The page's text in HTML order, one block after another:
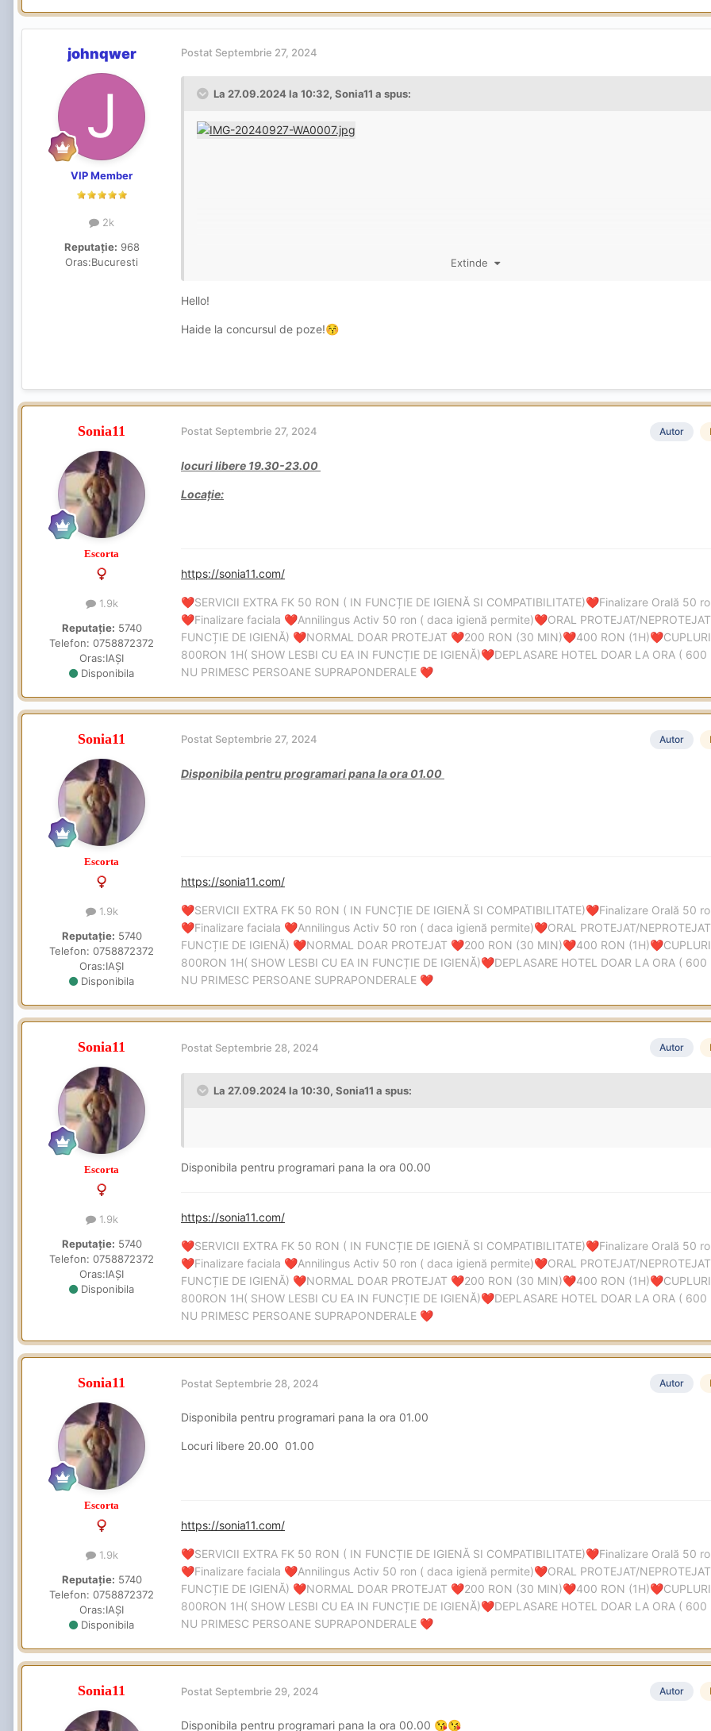
johnqwer
VIP Member
2k
Reputație: 968
Oras:Bucuresti
Postat Septembrie 27, 2024
La 27.09.2024 la 10:32, Sonia11 a spus:
Extinde
Hello!
Haide la concursul de poze!😚
Sonia11
Escorta
1.9k
Reputație: 5740
Telefon: 0758872372
Oras:IAȘI
Disponibila
Autor
Postat Septembrie 27, 2024
locuri libere 19.30-23.00
Locație:
https://sonia11.com/
❤️SERVICII EXTRA FK 50 RON ( IN FUNCȚIE DE IGIENĂ SI COMPATIBILITATE)❤️Finalizare Orală 50
❤️Finalizare faciala ❤️Annilingus Activ 50 ron ( daca igienă permite)❤️ORAL PROTEJAT/
FUNCȚIE DE IGIENĂ) ❤️NORMAL DOAR PROTEJAT ❤️200 RON (30 MIN)❤️400 RON (1H)❤️
800RON 1H( SHOW LESBI CU EA IN FUNCȚIE DE IGIENĂ)❤️DEPLASARE HOTEL DOAR LA ORA (
NU PRIMESC PERSOANE SUPRAPONDERALE ❤️
Sonia11
Escorta
1.9k
Reputație: 5740
Telefon: 0758872372
Oras:IAȘI
Disponibila
Autor
Postat Septembrie 27, 2024
Disponibila pentru programari pana la ora 01.00
https://sonia11.com/
❤️SERVICII EXTRA FK 50 RON ( IN FUNCȚIE DE IGIENĂ SI COMPATIBILITATE)❤️Finalizare Orală 50
❤️Finalizare faciala ❤️Annilingus Activ 50 ron ( daca igienă permite)❤️ORAL PROTEJAT/
FUNCȚIE DE IGIENĂ) ❤️NORMAL DOAR PROTEJAT ❤️200 RON (30 MIN)❤️400 RON (1H)❤️
800RON 1H( SHOW LESBI CU EA IN FUNCȚIE DE IGIENĂ)❤️DEPLASARE HOTEL DOAR LA ORA (
NU PRIMESC PERSOANE SUPRAPONDERALE ❤️
Sonia11
Escorta
1.9k
Reputație: 5740
Telefon: 0758872372
Oras:IAȘI
Disponibila
Autor
Postat Septembrie 28, 2024
La 27.09.2024 la 10:30, Sonia11 a spus:
Disponibila pentru programari pana la ora 00.00
https://sonia11.com/
❤️SERVICII EXTRA FK 50 RON ( IN FUNCȚIE DE IGIENĂ SI COMPATIBILITATE)❤️Finalizare Orală 50
❤️Finalizare faciala ❤️Annilingus Activ 50 ron ( daca igienă permite)❤️ORAL PROTEJAT/
FUNCȚIE DE IGIENĂ) ❤️NORMAL DOAR PROTEJAT ❤️200 RON (30 MIN)❤️400 RON (1H)❤️
800RON 1H( SHOW LESBI CU EA IN FUNCȚIE DE IGIENĂ)❤️DEPLASARE HOTEL DOAR LA ORA (
NU PRIMESC PERSOANE SUPRAPONDERALE ❤️
Sonia11
Escorta
1.9k
Reputație: 5740
Telefon: 0758872372
Oras:IAȘI
Disponibila
Autor
Postat Septembrie 28, 2024
Disponibila pentru programari pana la ora 01.00
Locuri libere 20.00 01.00
https://sonia11.com/
❤️SERVICII EXTRA FK 50 RON ( IN FUNCȚIE DE IGIENĂ SI COMPATIBILITATE)❤️Finalizare Orală 50
❤️Finalizare faciala ❤️Annilingus Activ 50 ron ( daca igienă permite)❤️ORAL PROTEJAT/
FUNCȚIE DE IGIENĂ) ❤️NORMAL DOAR PROTEJAT ❤️200 RON (30 MIN)❤️400 RON (1H)❤️
800RON 1H( SHOW LESBI CU EA IN FUNCȚIE DE IGIENĂ)❤️DEPLASARE HOTEL DOAR LA ORA (
NU PRIMESC PERSOANE SUPRAPONDERALE ❤️
Sonia11 Autor
Postat Septembrie 29, 2024
Disponibila pentru programari pana la ora 00.00 😘😘